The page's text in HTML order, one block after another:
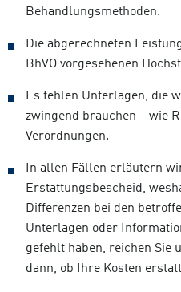
Behandlungsmethoden.
Die abgerechneten
BhVO vorgesehenen
Es fehlen Unterlagen, die
zwingend brauchen – wie
Verordnungen.
In allen Fällen erläutern
Erstattungsbescheid,
Differenzen bei den
Unterlagen oder
gefehlt haben, reichen Sie
dann, ob Ihre Kosten